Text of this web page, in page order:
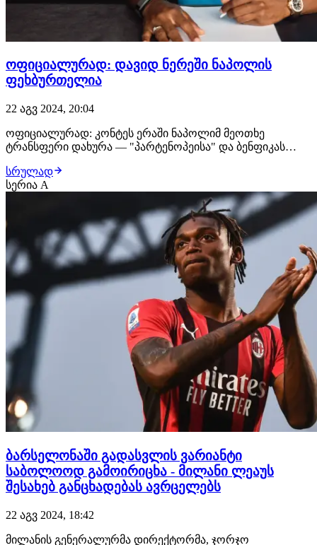
ოფიციალურად: დავიდ ნერეში ნაპოლის
ფეხბურთელია
22 აგვ 2024, 20:04
ოფიციალურად: კონტეს ერაში ნაპოლიმ მეოთხე
ტრანსფერი დახურა — "პარტენოპეისა" და ბენფიკას
შეთანხმებით დასრულდა, დავიდ ნერეში კარიერას
იტალიურ კლუბში გააგრძელებს. მხარეებს შორის €30
მილიონიანი გარიგება შედგა, რომლის მიხედვითაც 27
სრულად
სერია A
ბარსელონაში გადასვლის ვარიანტი
საბოლოოდ გამოირიცხა - მილანი ლეაუს
შესახებ განცხადებას ავრცელებს
22 აგვ 2024, 18:42
მილანის გენერალურმა დირექტორმა, ჯორჯო